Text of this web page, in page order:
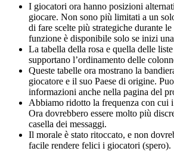
I giocatori ora hanno posizioni
giocare. Non sono più limitati a un
di fare scelte più strategiche durante le
funzione è disponibile solo se inizi
La tabella della rosa e quella delle
supportano l’ordinamento delle
Queste tabelle ora mostrano la
giocatore e il suo Paese di origine.
informazioni anche nella pagina del
Abbiamo ridotto la frequenza con cui
Ora dovrebbero essere molto più
casella dei messaggi.
Il morale è stato ritoccato, e non
facile rendere felici i giocatori (spero).